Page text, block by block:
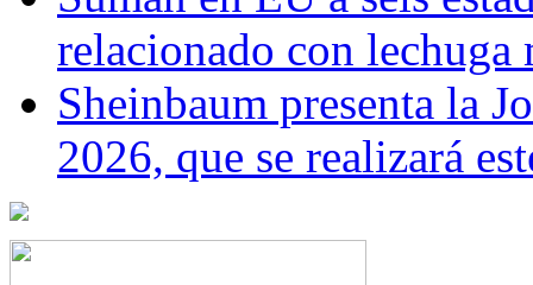
relacionado con lechuga
Sheinbaum presenta la
2026, que se realizará